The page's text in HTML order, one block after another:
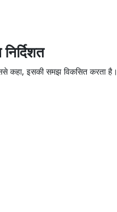
कहा, इसकी समझ विकसित करता है।